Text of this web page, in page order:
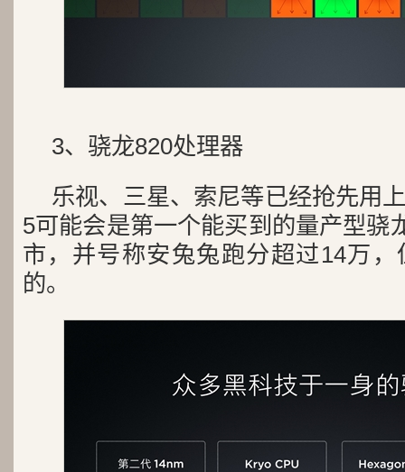
3、骁龙820处理器
乐视、三星、索尼等已经抢先用
5可能会是第一个能买到的量产型骁
市，并号称安兔兔跑分超过14万
的。